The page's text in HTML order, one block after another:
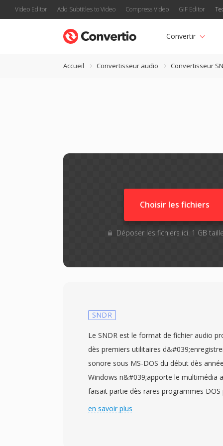
Video Editor Add Subtitles to Video Compress Video GIF Editor
Convertir
Accueil Convertisseur audio Convertisseur
Choisir les fichiers
Déposer les fichiers ici. 1 GB
SNDR
Le SNDR est le format de fichier audio
dès premiers utilitaires
sonore sous MS-DOS du début dès
Windows n&#039;apporte le multimédia
faisait partie dès rares programmes
utilisateurs de PC de capturer et lire de
en savoir plus